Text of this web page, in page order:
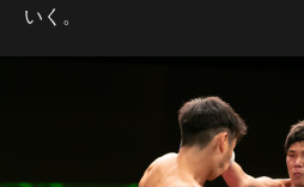
いく。